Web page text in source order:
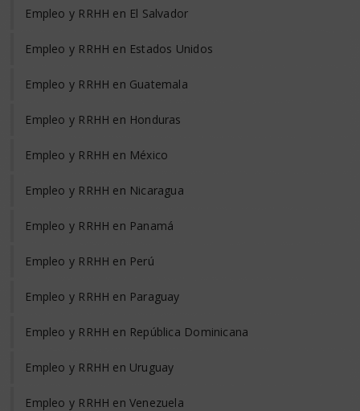
Empleo y RRHH en El Salvador
Empleo y RRHH en Estados Unidos
Empleo y RRHH en Guatemala
Empleo y RRHH en Honduras
Empleo y RRHH en México
Empleo y RRHH en Nicaragua
Empleo y RRHH en Panamá
Empleo y RRHH en Perú
Empleo y RRHH en Paraguay
Empleo y RRHH en República Dominicana
Empleo y RRHH en Uruguay
Empleo y RRHH en Venezuela